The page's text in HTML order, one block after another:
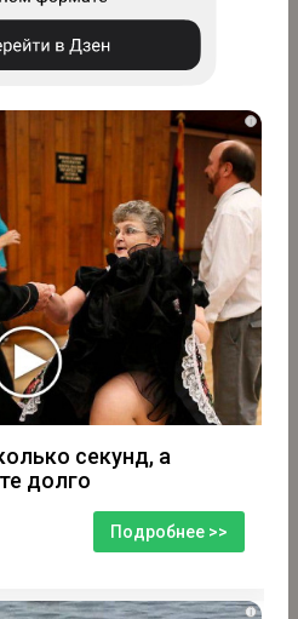
i
секунд, а
долго
Подробнее >>
i